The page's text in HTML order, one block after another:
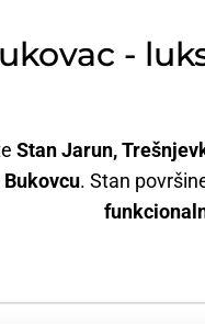
-
Stan Jarun,
Bukovcu. Stan